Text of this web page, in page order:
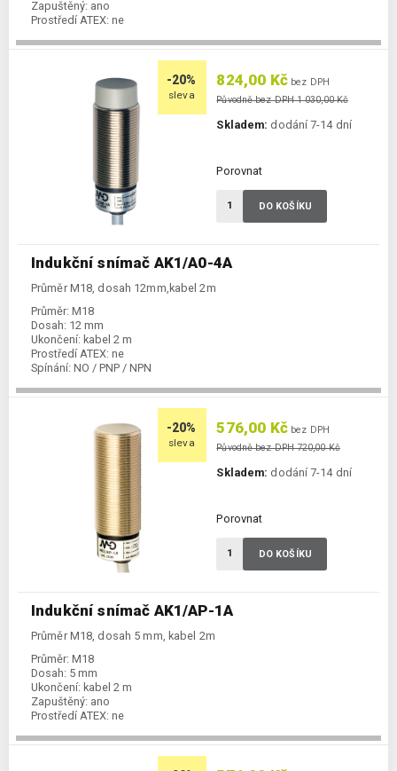
Zapuštěný: ano
Prostředí ATEX: ne
-20%
sleva
Indukční snímač AK1/A0-4A
Průměr M18, dosah 12mm,kabel 2m
Průměr: M18
Dosah: 12 mm
Ukončení: kabel 2 m
Prostředí ATEX: ne
Spínání: NO / PNP / NPN
824,00 Kč bez DPH
Původně bez DPH 1 030,00 Kč
Skladem: dodání 7-14 dní
Porovnat
DO KOŠÍKU
-20%
sleva
Indukční snímač AK1/AP-1A
Průměr M18, dosah 5 mm, kabel 2m
Průměr: M18
Dosah: 5 mm
Ukončení: kabel 2 m
Zapuštěný: ano
Prostředí ATEX: ne
576,00 Kč bez DPH
Původně bez DPH 720,00 Kč
Skladem: dodání 7-14 dní
Porovnat
DO KOŠÍKU